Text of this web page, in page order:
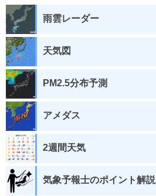
雨雲レーダー
天気図
PM2.5分布予測
アメダス
2週間天気
気象予報士のポイント解説